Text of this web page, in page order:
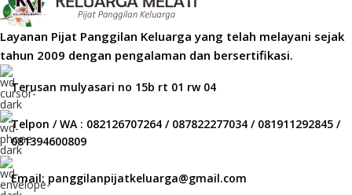
Layanan Pijat Panggilan Keluarga yang telah melayani sejak
tahun 2009 dengan pengalaman dan bersertifikasi.
Terusan mulyasari no 15b rt 01 rw 04
Telpon / WA : 082126707264 / 087822277034 / 081911292845 /
081394600809
Email: panggilanpijatkeluarga@gmail.com